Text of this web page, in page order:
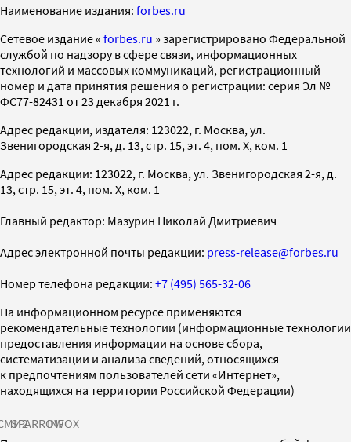
Наименование издания: forbes.ru
Cетевое издание « forbes.ru » зарегистрировано Федеральной
службой по надзору в сфере связи, информационных
технологий и массовых коммуникаций, регистрационный
номер и дата принятия решения о регистрации: серия Эл №
ФС77-82431 от 23 декабря 2021 г.
Адрес редакции, издателя: 123022, г. Москва, ул.
Звенигородская 2-я, д. 13, стр. 15, эт. 4, пом. X, ком. 1
Адрес редакции: 123022, г. Москва, ул. Звенигородская 2-я, д.
13, стр. 15, эт. 4, пом. X, ком. 1
Главный редактор: Мазурин Николай Дмитриевич
Адрес электронной почты редакции: press-release@forbes.ru
Номер телефона редакции: +7 (495) 565-32-06
На информационном ресурсе применяются
рекомендательные технологии (информационные технологии
предоставления информации на основе сбора,
систематизации и анализа сведений, относящихся
к предпочтениям пользователей сети «Интернет»,
находящихся на территории Российской Федерации)
SPARROWINFOX